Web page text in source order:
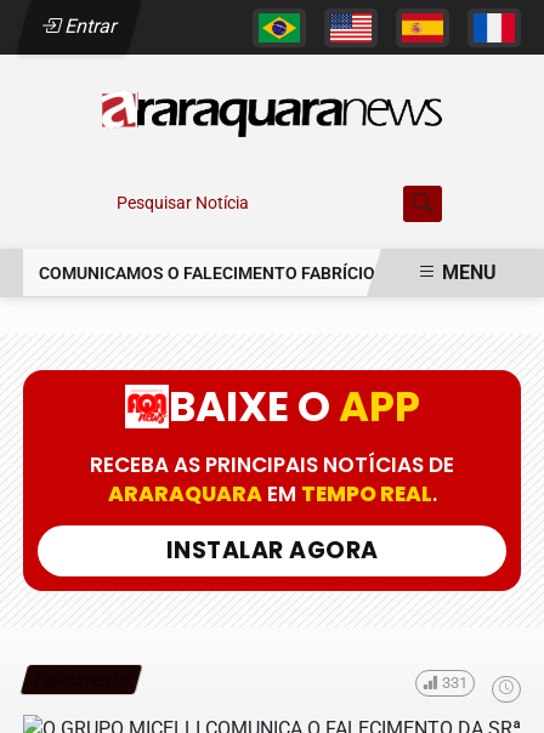
Entrar
Pesquisar Notícia
COMUNICAMOS O FALECIMENTO FABRÍCIO AUGUSTO FERREIRA
MENU
BAIXE OAPP
RECEBA AS PRINCIPAIS NOTÍCIAS DE
ARARAQUARAEM TEMPO REAL.
INSTALAR AGORA
331